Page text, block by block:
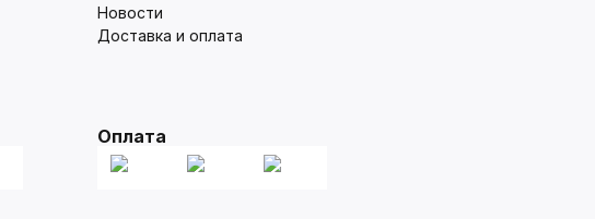
Новости
Доставка и оплата
Оплата